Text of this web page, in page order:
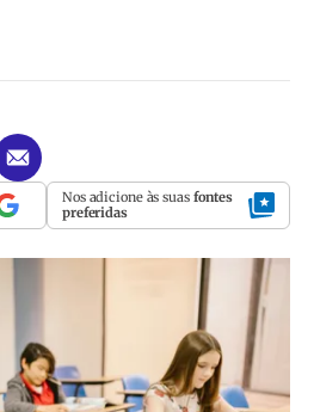
Nos adicione às suas fontes
preferidas